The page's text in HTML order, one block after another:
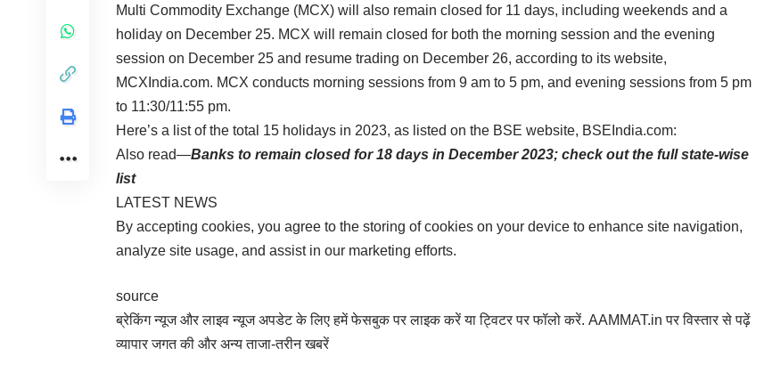
Multi Commodity Exchange (MCX) will also remain closed for 11 days, including weekends and a
holiday on December 25. MCX will remain closed for both the morning session and the evening
session on December 25 and resume trading on December 26, according to its website,
MCXIndia.com. MCX conducts morning sessions from 9 am to 5 pm, and evening sessions from 5 pm
to 11:30/11:55 pm.
Here’s a list of the total 15 holidays in 2023, as listed on the BSE website, BSEIndia.com:
Also read—Banks to remain closed for 18 days in December 2023; check out the full state-wise
list
LATEST NEWS
By accepting cookies, you agree to the storing of cookies on your device to enhance site navigation,
analyze site usage, and assist in our marketing efforts.
source
ब्रेकिंग न्यूज और लाइव न्यूज अपडेट के लिए हमें फेसबुक पर लाइक करें या ट्विटर पर फॉलो करें. AAMMAT.in पर विस्तार से पढ़ें
व्यापार जगत की और अन्य ताजा-तरीन खबरें